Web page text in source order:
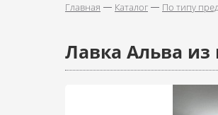
Главная Каталог По типу
Лавка Альва из